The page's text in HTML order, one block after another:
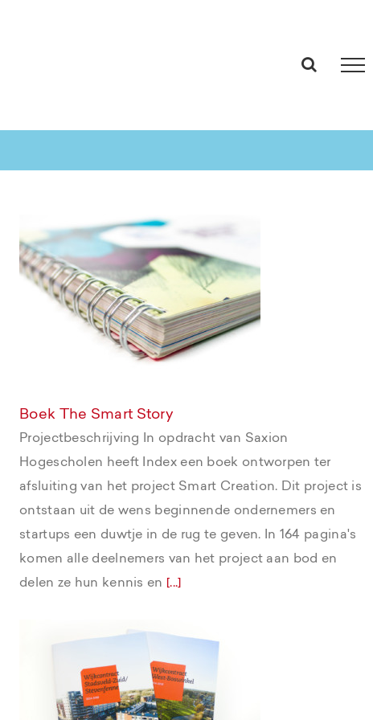
Boek The Smart Story
Boek The Smart Story
Projectbeschrijving In opdracht van Saxion
Hogescholen heeft Index een boek ontworpen ter
afsluiting van het project Smart Creation. Dit project is
ontstaan uit de wens beginnende ondernemers en
startups een duwtje in de rug te geven. In 164 pagina's
komen alle deelnemers van het project aan bod en
delen ze hun kennis en [...]
Wijkcontracten Gemeente